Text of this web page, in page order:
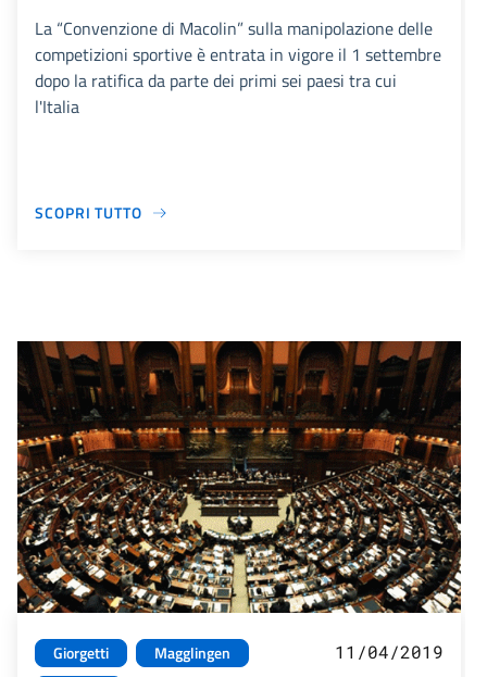
La “Convenzione di Macolin” sulla manipolazione delle
competizioni sportive è entrata in vigore il 1 settembre
dopo la ratifica da parte dei primi sei paesi tra cui
l'Italia
SCOPRI TUTTO
Giorgetti
Magglingen
11/04/2019